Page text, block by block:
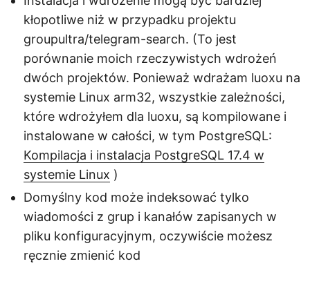
kłopotliwe niż w przypadku projektu
groupultra/telegram-search. (To jest
porównanie moich rzeczywistych wdrożeń
dwóch projektów. Ponieważ wdrażam luoxu na
systemie Linux arm32, wszystkie zależności,
które wdrożyłem dla luoxu, są kompilowane i
instalowane w całości, w tym PostgreSQL:
Kompilacja i instalacja PostgreSQL 17.4 w
systemie Linux )
Domyślny kod może indeksować tylko
wiadomości z grup i kanałów zapisanych w
pliku konfiguracyjnym, oczywiście możesz
ręcznie zmienić kod